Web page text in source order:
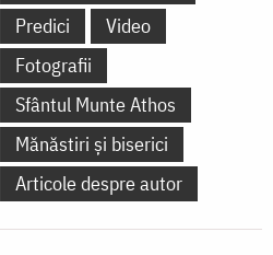
Predici
Video
Fotografii
Sfântul Munte Athos
Mănăstiri și biserici
Articole despre autor